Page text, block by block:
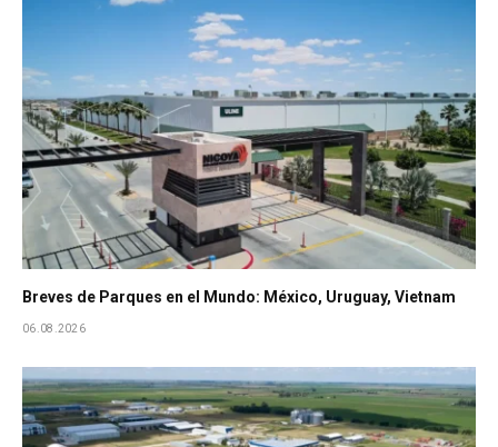
Breves de Parques en el Mundo: México, Uruguay, Vietnam
06.08.2026